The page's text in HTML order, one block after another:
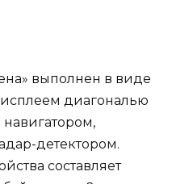
выполнен в виде
диагональю
детектором.
составляет